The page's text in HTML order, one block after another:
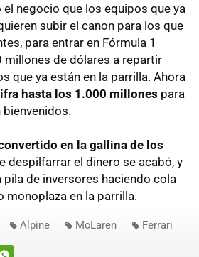
negocio que los equipos que ya
subir el canon para los que
para entrar en Fórmula 1
millones de dólares a repartir
que ya están en la parrilla. Ahora
hasta los 1.000 millones para
bienvenidos.
en la gallina de los
despilfarrar el dinero se acabó, y
pila de inversores haciendo cola
monoplaza en la parrilla.
Alpine McLaren Ferrari